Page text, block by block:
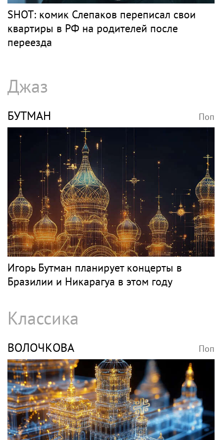
SHOT: комик Слепаков переписал свои
квартиры в РФ на родителей после
переезда
Джаз
БУТМАН Поп
Игорь Бутман планирует концерты в
Бразилии и Никарагуа в этом году
Классика
ВОЛОЧКОВА Поп